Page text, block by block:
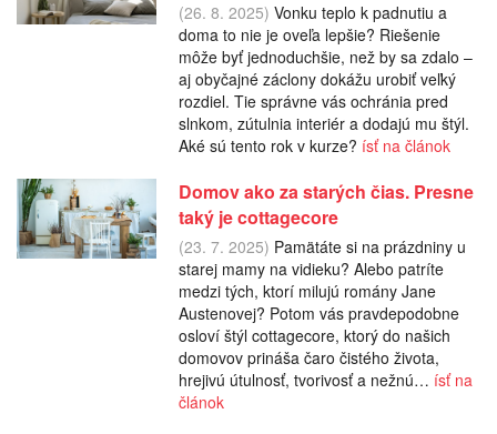
(26. 8. 2025) Vonku teplo k padnutiu a
doma to nie je oveľa lepšie? Riešenie
môže byť jednoduchšie, než by sa zdalo –
aj obyčajné záclony dokážu urobiť veľký
rozdiel. Tie správne vás ochránia pred
slnkom, zútulnia interiér a dodajú mu štýl.
Aké sú tento rok v kurze? ísť na článok
Domov ako za starých čias. Presne
taký je cottagecore
(23. 7. 2025) Pamätáte si na prázdniny u
starej mamy na vidieku? Alebo patríte
medzi tých, ktorí milujú romány Jane
Austenovej? Potom vás pravdepodobne
osloví štýl cottagecore, ktorý do našich
domovov prináša čaro čistého života,
hrejivú útulnosť, tvorivosť a nežnú… ísť na
článok